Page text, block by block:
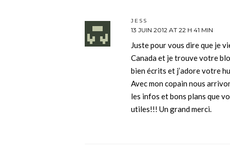
JESS
13 JUIN 2012 AT 22 H 41 MIN
Juste pour vous dire que je
Canada et je trouve votre
bien écrits et j’adore votre
Avec mon copain nous
les infos et bons plans que
utiles!!! Un grand merci.